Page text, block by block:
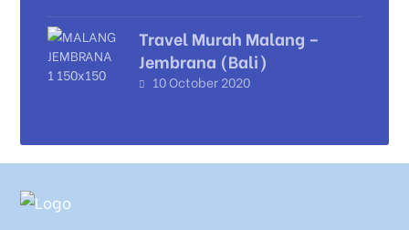
Travel Murah Malang –
Jembrana (Bali)
10 October 2020